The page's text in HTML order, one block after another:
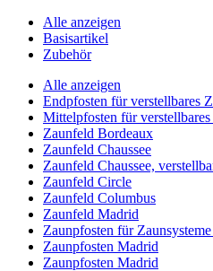
Alle anzeigen
Basisartikel
Zubehör
Alle anzeigen
Endpfosten für verstellbares
Mittelpfosten für
Zaunfeld Bordeaux
Zaunfeld Chaussee
Zaunfeld Chaussee,
Zaunfeld Circle
Zaunfeld Columbus
Zaunfeld Madrid
Zaunpfosten für
Zaunpfosten Madrid
Zaunpfosten Madrid